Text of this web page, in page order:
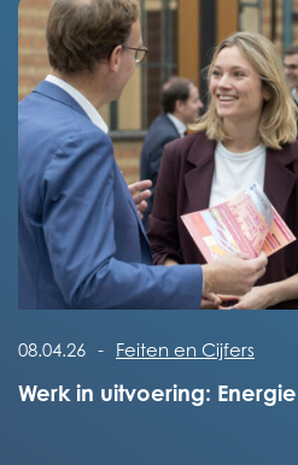
Lees het volledige bericht
Werk in uitvoering:
08.04.26 - Feiten en Cijfers